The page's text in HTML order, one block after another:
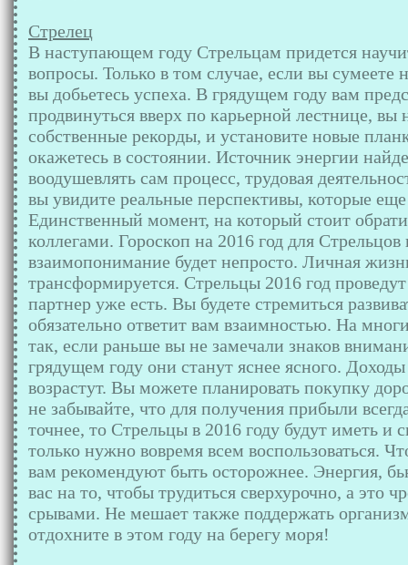
Стрелец
В наступающем году Стрельцам придется
вопросы. Только в том случае, если вы
вы добьетесь успеха. В грядущем году вам
продвинуться вверх по карьерной лестнице, вы
собственные рекорды, и установите новые
окажетесь в состоянии. Источник энергии
воодушевлять сам процесс, трудовая
вы увидите реальные перспективы, которые
Единственный момент, на который стоит
коллегами. Гороскоп на 2016 год для
взаимопонимание будет непросто. Личная
трансформируется. Стрельцы 2016 год
партнер уже есть. Вы будете стремиться
обязательно ответит вам взаимностью. На
так, если раньше вы не замечали знаков
грядущем году они станут яснее ясного.
возрастут. Вы можете планировать покупку
не забывайте, что для получения прибыли
точнее, то Стрельцы в 2016 году будут иметь и
только нужно вовремя всем воспользоваться.
вам рекомендуют быть осторожнее. Энергия,
вас на то, чтобы трудиться сверхурочно, а это
срывами. Не мешает также поддержать
отдохните в этом году на берегу моря!